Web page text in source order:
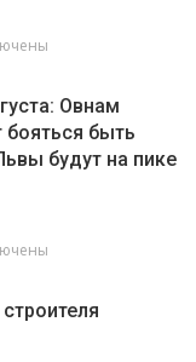
Овнам
бояться быть
будут на пике